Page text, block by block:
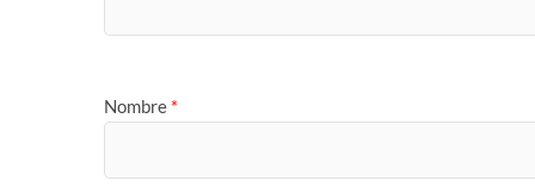
Nombre *